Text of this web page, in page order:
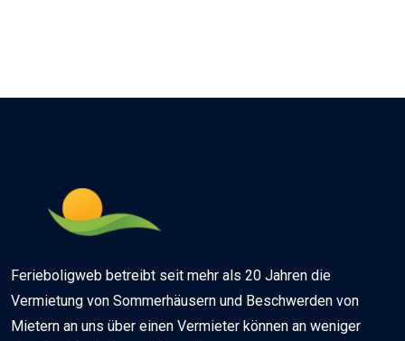
Ferieboligweb betreibt seit mehr als 20 Jahren die
Vermietung von Sommerhäusern und Beschwerden von
Mietern an uns über einen Vermieter können an weniger